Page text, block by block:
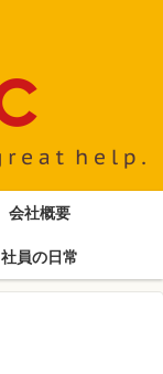
会社概要
社員の日常